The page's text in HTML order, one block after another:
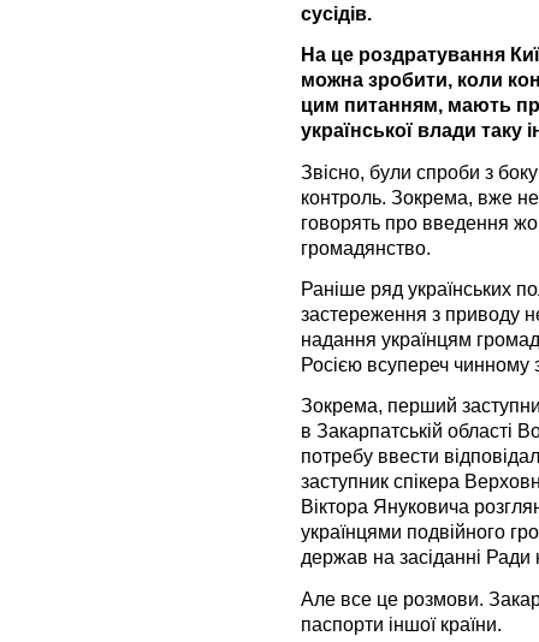
сусідів.
На це роздратування
можна зробити, коли
цим питанням, мають
української влади таку
Звісно, були спроби з
контроль. Зокрема, вже
говорять про введення
громадянство.
Раніше ряд українських
застереження з приводу
надання українцям
Росією всупереч
Зокрема, перший
в Закарпатській області
потребу ввести
заступник спікера
Віктора Януковича
українцями подвійного
держав на засіданні Ради
Але все це розмови.
паспорти іншої країни.